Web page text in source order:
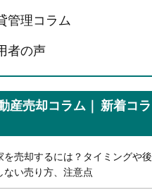
管理コラム
者の声
産売却コラム
新着コラ
を売却するには？タイミングや後
ない売り方、注意点